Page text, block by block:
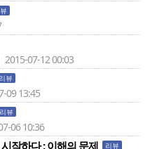
07-12 00:03
리뷰
09 13:45
리뷰
06 10:36
작하다 : 이해의 문제 리뷰